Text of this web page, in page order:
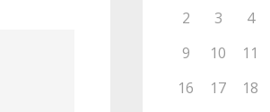
2
3 4
9
10 11
16
17 18